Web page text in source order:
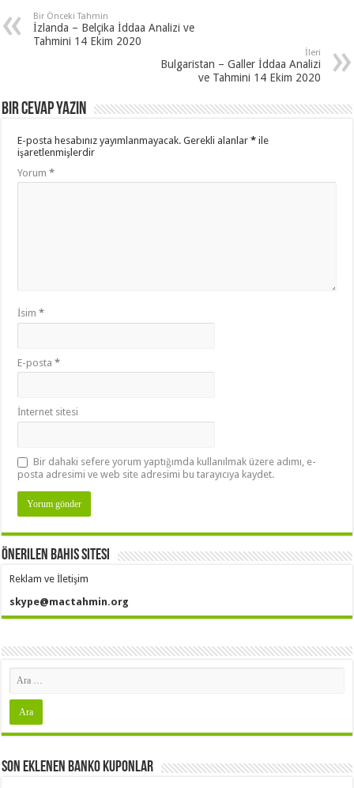
Bir Önceki Tahmin
İzlanda – Belçika İddaa Analizi ve
Tahmini 14 Ekim 2020
İleri
Bulgaristan – Galler İddaa Analizi
ve Tahmini 14 Ekim 2020
Bir cevap yazın
E-posta hesabınız yayımlanmayacak. Gerekli alanlar* ile
işaretlenmişlerdir
Yorum*
İsim*
E-posta*
İnternet sitesi
Bir dahaki sefere yorum yaptığımda kullanılmak üzere adımı, e-
posta adresimi ve web site adresimi bu tarayıcıya kaydet.
Önerilen Bahis Sitesi
Reklam ve İletişim
skype@mactahmin.org
Son Eklenen Banko Kuponlar